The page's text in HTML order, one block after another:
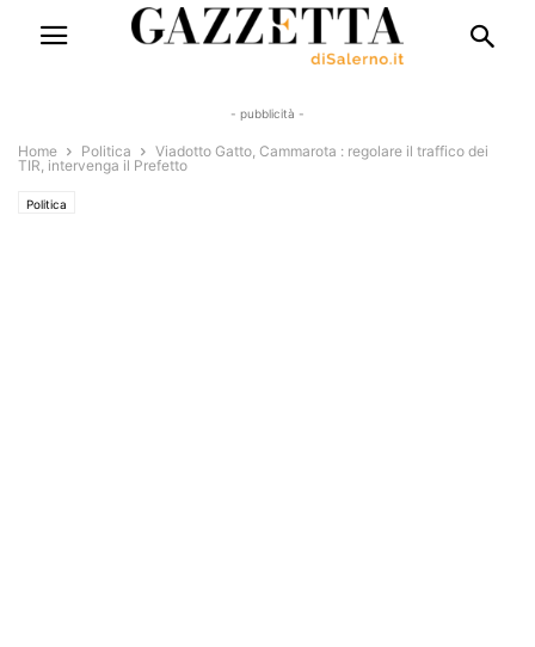
- pubblicità -
Home Politica
Viadotto Gatto, Cammarota : regolare il traffico dei
TIR, intervenga il Prefetto
Politica